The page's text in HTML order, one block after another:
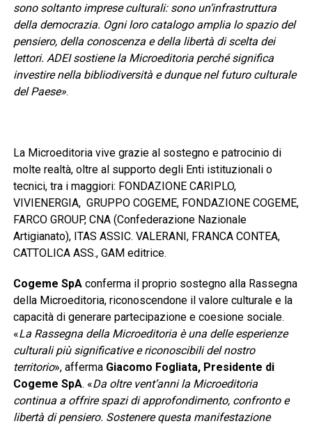
sono soltanto imprese culturali: sono un’infrastruttura
della democrazia. Ogni loro catalogo amplia lo spazio del
pensiero, della conoscenza e della libertà di scelta dei
lettori. ADEI sostiene la Microeditoria perché significa
investire nella bibliodiversità e dunque nel futuro culturale
del Paese».
La Microeditoria vive grazie al sostegno e patrocinio di
molte realtà, oltre al supporto degli Enti istituzionali o
tecnici, tra i maggiori: FONDAZIONE CARIPLO,
VIVIENERGIA, GRUPPO COGEME, FONDAZIONE COGEME,
FARCO GROUP, CNA (Confederazione Nazionale
Artigianato), ITAS ASSIC. VALERANI, FRANCA CONTEA,
CATTOLICA ASS., GAM editrice.
Cogeme SpAconferma il proprio sostegno alla Rassegna
della Microeditoria, riconoscendone il valore culturale e la
capacità di generare partecipazione e coesione sociale.
«La Rassegna della Microeditoria è una delle esperienze
culturali più significative e riconoscibili del nostro
territorio», afferma Giacomo Fogliata, Presidente di
Cogeme SpA. «Da oltre vent’anni la Microeditoria
continua a offrire spazi di approfondimento, confronto e
libertà di pensiero. Sostenere questa manifestazione